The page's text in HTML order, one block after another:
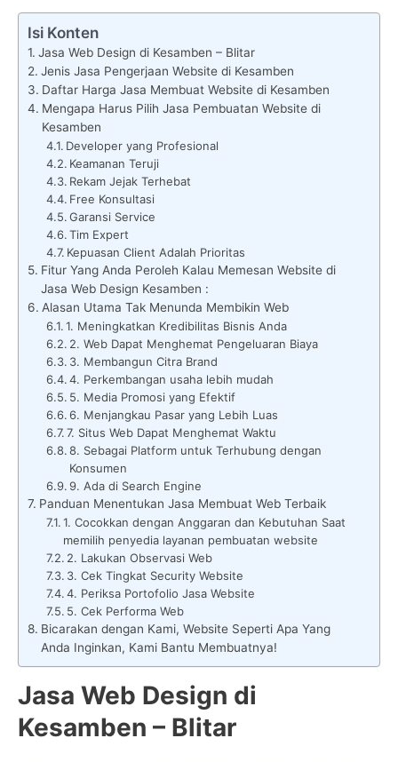
Isi Konten
Jasa Web Design di Kesamben – Blitar
Jenis Jasa Pengerjaan Website di Kesamben
Daftar Harga Jasa Membuat Website di Kesamben
Mengapa Harus Pilih Jasa Pembuatan Website di
Kesamben
Developer yang Profesional
Keamanan Teruji
Rekam Jejak Terhebat
Free Konsultasi
Garansi Service
Tim Expert
Kepuasan Client Adalah Prioritas
Fitur Yang Anda Peroleh Kalau Memesan Website di
Jasa Web Design Kesamben :
Alasan Utama Tak Menunda Membikin Web
1. Meningkatkan Kredibilitas Bisnis Anda
2. Web Dapat Menghemat Pengeluaran Biaya
3. Membangun Citra Brand
4. Perkembangan usaha lebih mudah
5. Media Promosi yang Efektif
6. Menjangkau Pasar yang Lebih Luas
7. Situs Web Dapat Menghemat Waktu
8. Sebagai Platform untuk Terhubung dengan
Konsumen
9. Ada di Search Engine
Panduan Menentukan Jasa Membuat Web Terbaik
1. Cocokkan dengan Anggaran dan Kebutuhan Saat
memilih penyedia layanan pembuatan website
2. Lakukan Observasi Web
3. Cek Tingkat Security Website
4. Periksa Portofolio Jasa Website
5. Cek Performa Web
Bicarakan dengan Kami, Website Seperti Apa Yang
Anda Inginkan, Kami Bantu Membuatnya!
Jasa Web Design di
Kesamben – Blitar